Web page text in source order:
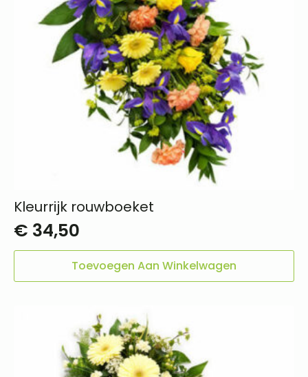
Kleurrijk rouwboeket
€ 34,50
Toevoegen Aan Winkelwagen